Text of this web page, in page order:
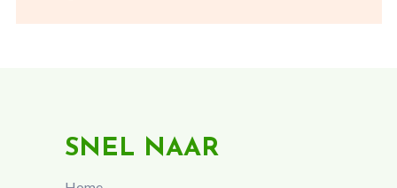
SNEL NAAR